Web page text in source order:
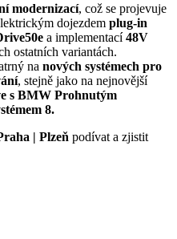
modernizací, což se projevuje
dojezdem plug-in
a implementací48V
ostatních variantách.
na nových systémech pro
, stejně jako na nejnovější
s BMW Prohnutým
8.
| Plzeň podívat a zjistit